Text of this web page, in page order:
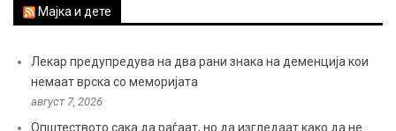
Мајка и дете
Лекар предупредува на два рани знака на деменција кои
немаат врска со меморијата
август 7, 2026
Општеството сака да раѓаат, но да изгледаат како да не